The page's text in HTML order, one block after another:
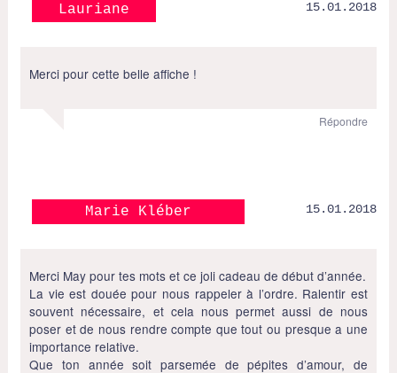
Lauriane 15.01.2018
Merci pour cette belle affiche !
Répondre
Marie Kléber 15.01.2018
Merci May pour tes mots et ce joli cadeau de début d’année.
La vie est douée pour nous rappeler à l’ordre. Ralentir est
souvent nécessaire, et cela nous permet aussi de nous
poser et de nous rendre compte que tout ou presque a une
importance relative.
Que ton année soit parsemée de pépites d’amour, de